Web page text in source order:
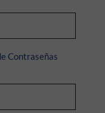
Contraseñas